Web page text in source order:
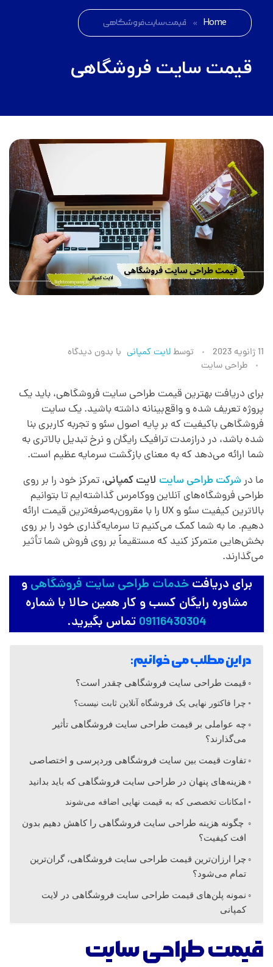
Home
» قیمت سایت فروشگاهی
قیمت سایت فروشگاهی
ق
ی
م
ت
س
ا
ی
ت
ف
ش
گ
ه
ی
11 ژانویه 2023 توسطلایت کمپانی با بدون دیدگاه
طراحی سایت
برای دریافت بهترین قیمت طراحی سایت فروشگاهی، باید یک
پروژه تعریف شده و واقع‌بینانه داشته باشید. یک سایت
فروشگاهی باکیفیت که بر پایه اصول سئو و تجربه کاربری بنا
شده باشد، در درازمدت ترافیک رایگان و نرخ تبدیل بالاتری به
شما ارائه می‌دهد که به معنای بازگشت سرمایه عظیم است.
ما درشرکت طراحی سایت لایت کمپانی، تمرکز خود را بر روی
طراحی فروشگاه‌های آنلاین ووکامرس گذاشته‌ایم تا بتوانیم
بالاترین کیفیت سئو و UX را با مقرون‌به‌صرفه‌ترین قیمت ارائه
دهیم. ما به شما کمک می‌کنیم تا سرمایه‌گذاری خود را بر روی
بخش‌هایی متمرکز کنید که مستقیماً بر روی فروش شما تأثیر
می‌گذارند.
برای دریافتخدمات طراحی سایت فروشگاهیو
مشاوره رایگان کسب و کار همین حالا با شماره
09116430304 تماس بگیرید.
در این مطلب می خوانیم:
قیمت طراحی سایت فروشگاهی چقدر است؟
چرا فاکتور نهایی یک فروشگاه آنلاین ثابت نیست؟
چه عواملی بر قیمت طراحی سایت فروشگاهی تأثیر
می‌گذارند؟
تفاوت قیمت بین سایت فروشگاهی وردپرسی و اختصاصی
هزینه‌های پنهان در طراحی سایت فروشگاهی که باید بدانید
امکانات تخصصی که به قیمت نهایی اضافه می‌شوند
چگونه هزینه طراحی سایت فروشگاهی را کاهش دهیم بدون
افت کیفیت؟
چرا ارزان‌ترین قیمت طراحی سایت فروشگاهی، گران‌ترین
تمام می‌شود؟
نمونه پلن‌های قیمت طراحی سایت فروشگاهی در لایت
کمپانی
قیمت طراحی سایت